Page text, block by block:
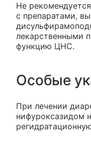
Не
с препаратами,
лекарственными
функцию ЦНС.
Особые
При лечении
нифуроксазидом